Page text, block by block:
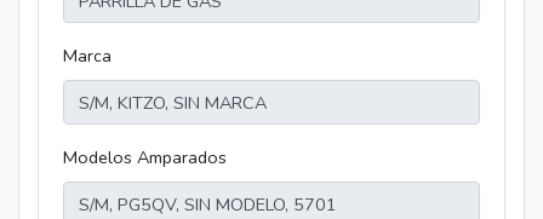
Marca
Modelos Amparados